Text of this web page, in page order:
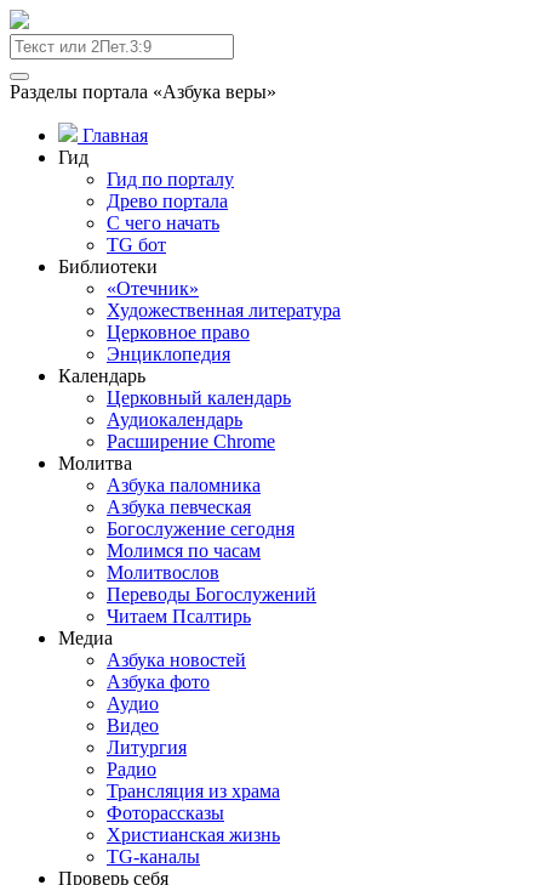
Разделы портала «Азбука веры»
Главная
Гид
Гид по порталу
Древо портала
С чего начать
TG бот
Библиотеки
«Отечник»
Художественная литература
Церковное право
Энциклопедия
Календарь
Церковный календарь
Аудиокалендарь
Расширение Chrome
Молитва
Азбука паломника
Азбука певческая
Богослужение сегодня
Молимся по часам
Молитвослов
Переводы Богослужений
Читаем Псалтирь
Медиа
Азбука новостей
Азбука фото
Аудио
Видео
Литургия
Радио
Трансляция из храма
Фоторассказы
Христианская жизнь
TG-каналы
Проверь себя